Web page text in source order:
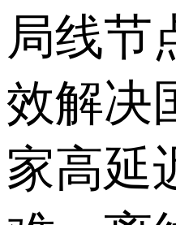
局线节
效解决
家高延